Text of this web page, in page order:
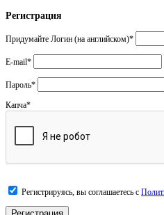
Регистрация
Придумайте Логин (на английском)*
E-mail*
Пароль*
Капча*
Регистрируясь, вы соглашаетесь с